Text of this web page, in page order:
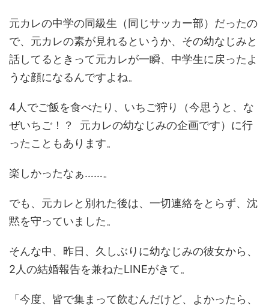
元カレの中学の同級生（同じサッカー部）だったの
で、元カレの素が見れるというか、その幼なじみと
話してるときって元カレが一瞬、中学生に戻ったよ
うな顔になるんですよね。
4人でご飯を食べたり、いちご狩り（今思うと、な
ぜいちご！？ 元カレの幼なじみの企画です）に行
ったこともあります。
楽しかったなぁ……。
でも、元カレと別れた後は、一切連絡をとらず、沈
黙を守っていました。
そんな中、昨日、久しぶりに幼なじみの彼女から、
2人の結婚報告を兼ねたLINEがきて。
「今度、皆で集まって飲むんだけど、よかったら、